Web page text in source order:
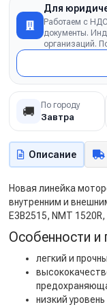
Для
Работаем с
документы.
организаций.
🚚 По городу
Завтра
Описание
Новая линейка
внутренним и
E3B2515, NMT 1520R,
Особенности и
легкий и
низкий